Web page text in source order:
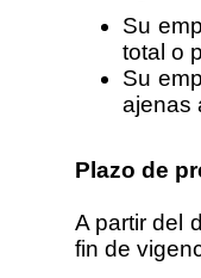
Su
total o
Su
ajenas
Plazo de
A partir del
fin de